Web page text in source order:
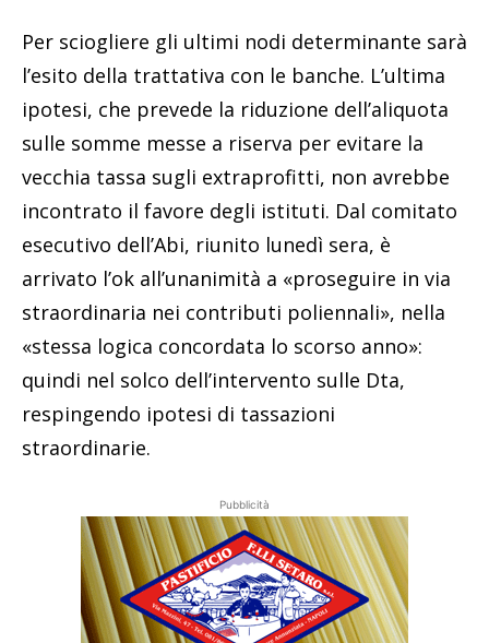
Per sciogliere gli ultimi nodi determinante sarà
l’esito della trattativa con le banche. L’ultima
ipotesi, che prevede la riduzione dell’aliquota
sulle somme messe a riserva per evitare la
vecchia tassa sugli extraprofitti, non avrebbe
incontrato il favore degli istituti. Dal comitato
esecutivo dell’Abi, riunito lunedì sera, è
arrivato l’ok all’unanimità a «proseguire in via
straordinaria nei contributi poliennali», nella
«stessa logica concordata lo scorso anno»:
quindi nel solco dell’intervento sulle Dta,
respingendo ipotesi di tassazioni
straordinarie.
Pubblicità